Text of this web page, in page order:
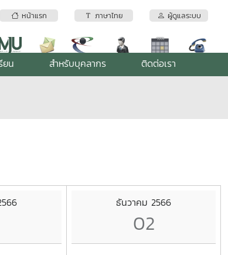
หน้าแรก ภาษาไทย ผู้ดูแลระบบ
ยน สำหรับบุคลากร ติดต่อเรา
ธันวาคม 2566
02